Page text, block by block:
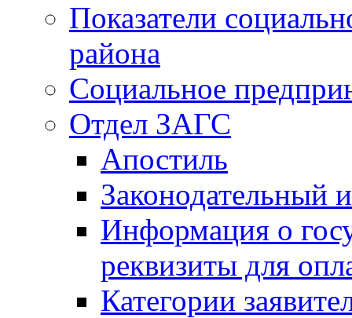
Показатели
района
Социальное
Отдел ЗАГС
Апостиль
Законодательный
Информация о
реквизиты для
Категории